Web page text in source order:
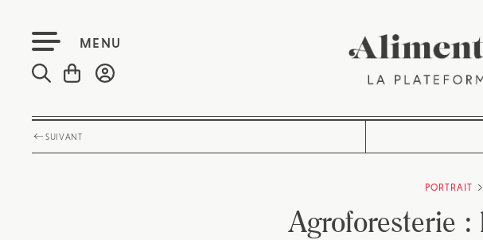
MENU
SUIVANT
PORTRAIT
Agroforesterie :